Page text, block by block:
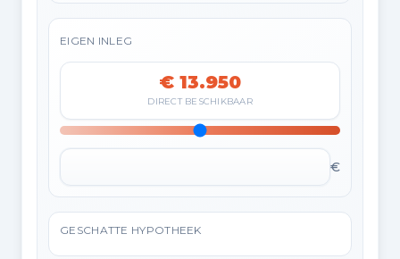
EIGEN INLEG
€ 13.950
DIRECT BESCHIKBAAR
€
GESCHATTE HYPOTHEEK